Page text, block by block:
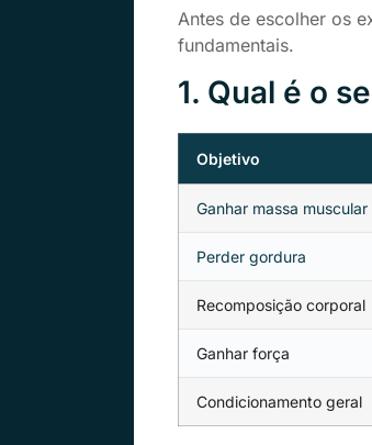
Antes de escolher os
fundamentais.
1. Qual é o
Objetivo
Ganhar massa muscular
Perder gordura
Recomposição corporal
Ganhar força
Condicionamento geral